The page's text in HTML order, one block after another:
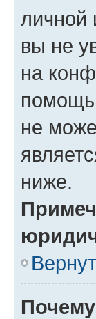
личной
вы не
на
не
ниже.